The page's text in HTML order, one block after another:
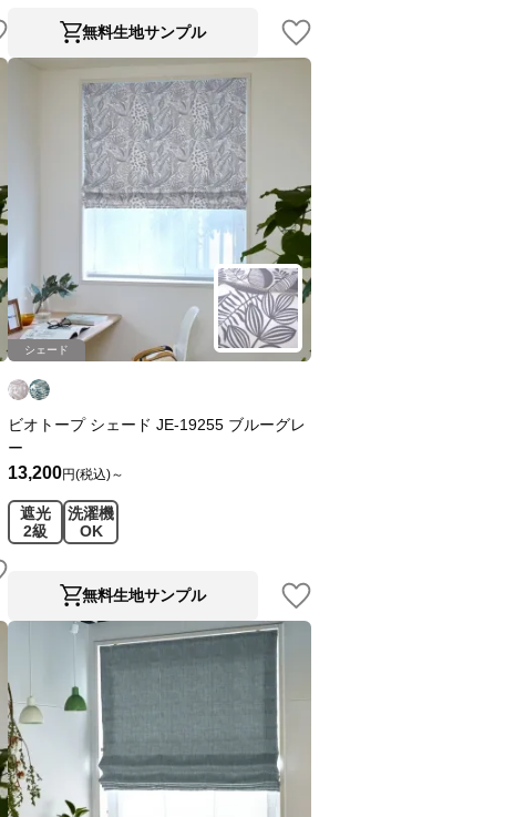
無料生地サンプル
シェード
ビオトープ シェード JE-19255 ブルーグレ
ー
13,200円(税込)～
遮光
2級
洗濯機
OK
無料生地サンプル